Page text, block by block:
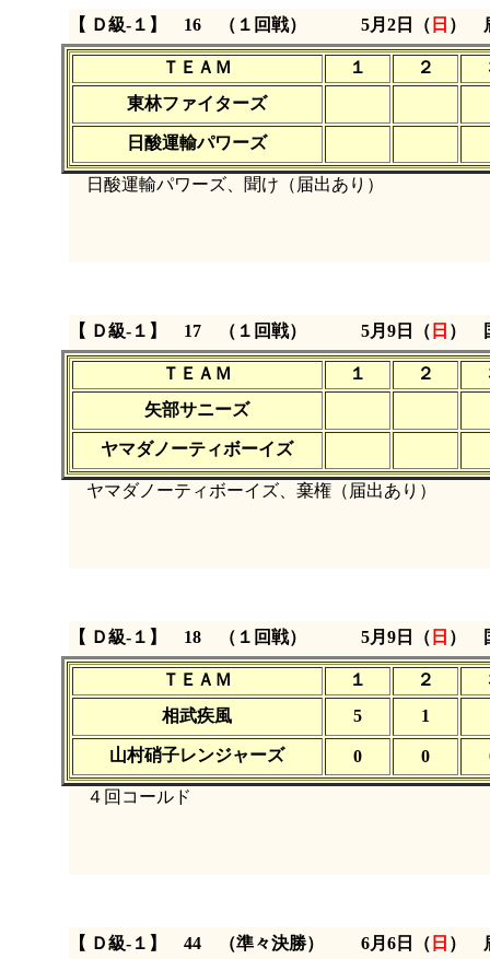
【 Ｄ級‐１】 16 （１回戦） 5月2日（ 日 ）
ＴＥＡＭ １ ２
東林ファイターズ
日酸運輸パワーズ
日酸運輸パワーズ、聞け（届出あり）
【 Ｄ級‐１】 17 （１回戦） 5月9日（ 日 ）
ＴＥＡＭ １ ２
矢部サニーズ
ヤマダノーティボーイズ
ヤマダノーティボーイズ、棄権（届出あり）
【 Ｄ級‐１】 18 （１回戦） 5月9日（ 日 ）
ＴＥＡＭ １ ２
相武疾風
5 1
山村硝子レンジャーズ 0 0
４回コールド
【 Ｄ級‐１】 44 （準々決勝） 6月6日（ 日 ）